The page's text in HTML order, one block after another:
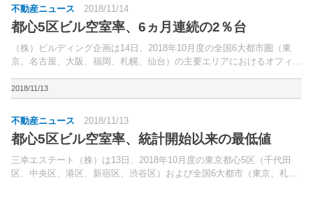
不動産ニュース 2018/11/14
都心5区ビル空室率、6ヵ月連続の2％台
（株）ビルディング企画は14日、2018年10月度の全国6大都市圏（東
京、名古屋、大阪、福岡、札幌、仙台）の主要エリアにおけるオフィス
坪以上の事務所ビル、推定成約賃料が同100～...
2018/11/13
不動産ニュース 2018/11/13
都心5区ビル空室率、統計開始以来の最低値
三幸エステート（株）は13日、2018年10月度の東京都心5区（千代田
区、中央区、港区、新宿区、渋谷区）および全国6大都市（東京、札